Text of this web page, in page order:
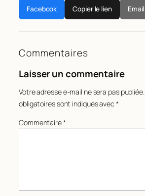
Facebook Copier le lien Email
Commentaires
Laisser un commentaire
Votre adresse e-mail ne sera pas publiée.
obligatoires sont indiqués avec *
Commentaire*